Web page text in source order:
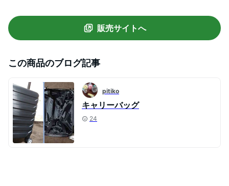
静音 ダブルキャスター 8輪 軽量
販売サイトへ
この商品のブログ記事
pitiko
キャリーバッグ
24